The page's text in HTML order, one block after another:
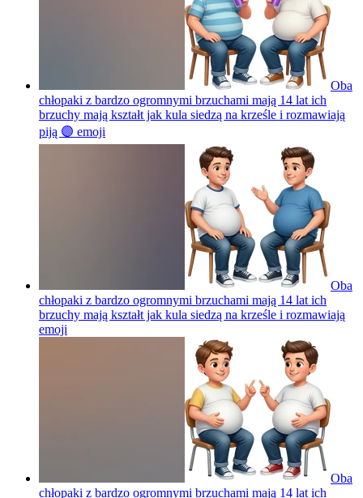
Oba
chłopaki z bardzo ogromnymi brzuchami mają 14 lat ich
brzuchy mają kształt jak kula siedzą na krześle i rozmawiają
piją 🟣 emoji
Oba
chłopaki z bardzo ogromnymi brzuchami mają 14 lat ich
brzuchy mają kształt jak kula siedzą na krześle i rozmawiają
emoji
Oba
chłopaki z bardzo ogromnymi brzuchami mają 14 lat ich